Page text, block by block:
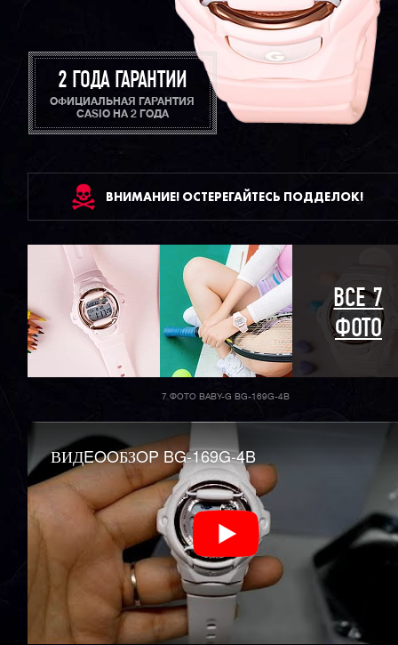
2 ГОДА ГАРАНТИИ
ОФИЦИАЛЬНАЯ ГАРАНТИЯ
CASIO НА 2 ГОДА
ВНИМАНИЕ! ОСТЕРЕГАЙТЕСЬ ПОДДЕЛОК!
ВСЕ 7
ФОТО
7 ФОТО BABY-G BG-169G-4B
ВИДEOOБЗOP BG-169G-4B